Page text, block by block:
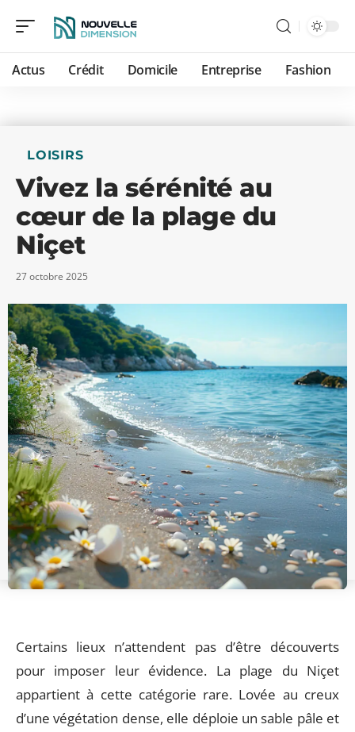
Actus Crédit Domicile Entreprise Fashion
LOISIRS
Vivez la sérénité au
cœur de la plage du
Niçet
27 octobre 2025
Certains lieux n’attendent pas d’être découverts
pour imposer leur évidence. La plage du Niçet
appartient à cette catégorie rare. Lovée au creux
d’une végétation dense, elle déploie un sable pâle et